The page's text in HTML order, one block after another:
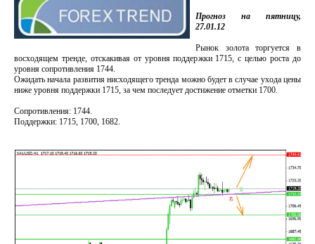
Прогноз на пятницу,
27.01.12
Рынок золота торгуется в
восходящем тренде, отскакивая от уровня поддержки 1715, с целью роста до
уровня сопротивления 1744.
Ожидать начала развития нисходящего тренда можно будет в случае ухода цены
ниже уровня поддержки 1715, за чем последует достижение отметки 1700.
Сопротивления: 1744.
Поддержки: 1715, 1700, 1682.